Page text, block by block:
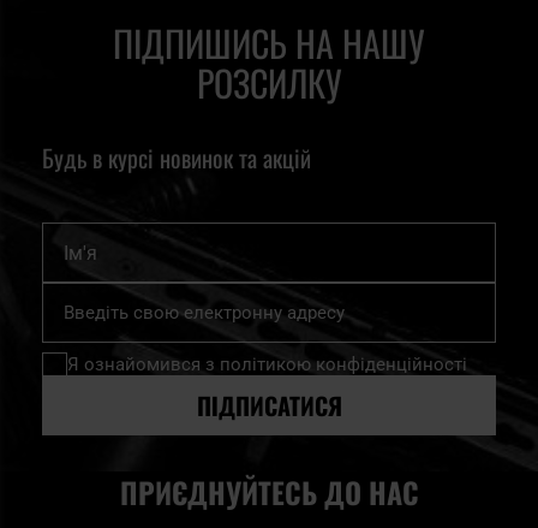
ПІДПИШИСЬ НА НАШУ
РОЗСИЛКУ
Будь в курсі новинок та акцій
Підпишіться
нашу
розсилку
Я ознайомився з політикою конфіденційності
ПІДПИСАТИСЯ
ПРИЄДНУЙТЕСЬ ДО НАС